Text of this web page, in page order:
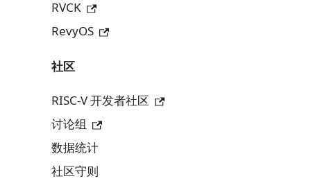
RVCK
RevyOS
社区
RISC-V 开发者社区
讨论组
数据统计
社区守则